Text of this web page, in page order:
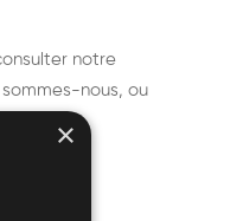
notre
sommes-nous, ou
×